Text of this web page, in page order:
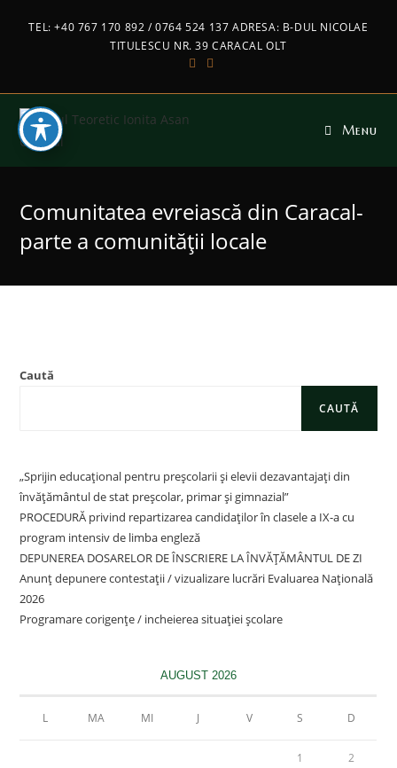
TEL: +40 767 170 892 / 0764 524 137 ADRESA: B-DUL NICOLAE
TITULESCU NR. 39 CARACAL OLT
Menu
Comunitatea evreiască din Caracal-
parte a comunității locale
Caută
CAUTĂ
„Sprijin educațional pentru preșcolarii și elevii dezavantajați din
învățământul de stat preșcolar, primar și gimnazial”
PROCEDURĂ privind repartizarea candidaților în clasele a IX-a cu
program intensiv de limba engleză
DEPUNEREA DOSARELOR DE ÎNSCRIERE LA ÎNVĂȚĂMÂNTUL DE ZI
Anunț depunere contestații / vizualizare lucrări Evaluarea Națională
2026
Programare corigențe / incheierea situației școlare
AUGUST 2026
L MA MI J V S D
1 2